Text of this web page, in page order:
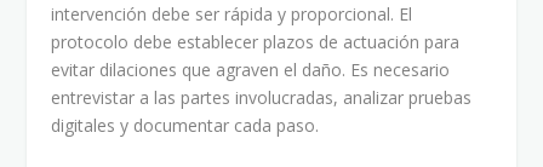
intervención debe ser rápida y proporcional. El
protocolo debe establecer plazos de actuación para
evitar dilaciones que agraven el daño. Es necesario
entrevistar a las partes involucradas, analizar pruebas
digitales y documentar cada paso.